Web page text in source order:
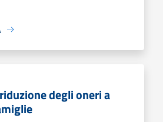
degli oneri a